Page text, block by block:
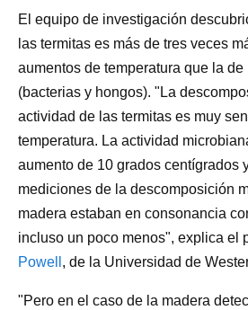
El equipo de investigación
las termitas es más de tres veces
aumentos de temperatura que la
(bacterias y hongos). "La
actividad de las termitas es muy
temperatura. La actividad
aumento de 10 grados centígrados
mediciones de la descomposición
madera estaban en consonancia
incluso un poco menos", explica el
Powell , de la Universidad de
"Pero en el caso de la madera